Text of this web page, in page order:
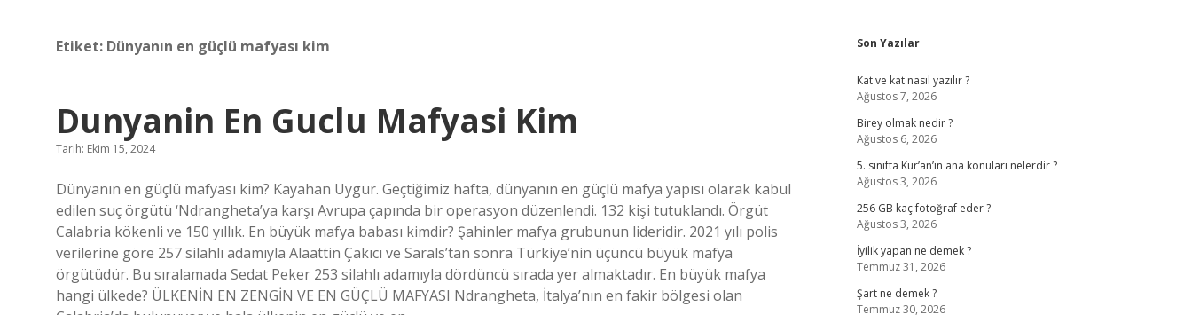
Etiket: Dünyanın en güçlü mafyası kim
Dunyanin En Guclu Mafyasi Kim
Tarih: Ekim 15, 2024
Dünyanın en güçlü mafyası kim? Kayahan Uygur. Geçtiğimiz hafta, dünyanın en güçlü mafya yapısı olarak kabul
edilen suç örgütü ‘Ndrangheta’ya karşı Avrupa çapında bir operasyon düzenlendi. 132 kişi tutuklandı. Örgüt
Calabria kökenli ve 150 yıllık. En büyük mafya babası kimdir? Şahinler mafya grubunun lideridir. 2021 yılı polis
verilerine göre 257 silahlı adamıyla Alaattin Çakıcı ve Sarals’tan sonra Türkiye’nin üçüncü büyük mafya
örgütüdür. Bu sıralamada Sedat Peker 253 silahlı adamıyla dördüncü sırada yer almaktadır. En büyük mafya
hangi ülkede? ÜLKENİN EN ZENGİN VE EN GÜÇLÜ MAFYASI Ndrangheta, İtalya’nın en fakir bölgesi olan
Sidebar
Son Yazılar
Kat ve kat nasıl yazılır ?
Ağustos 7, 2026
Birey olmak nedir ?
Ağustos 6, 2026
5. sınıfta Kur’an’ın ana konuları nelerdir ?
Ağustos 3, 2026
256 GB kaç fotoğraf eder ?
Ağustos 3, 2026
İyilik yapan ne demek ?
Temmuz 31, 2026
Şart ne demek ?
Temmuz 30, 2026